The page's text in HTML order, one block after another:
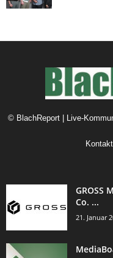
© BlachReport | Live-
GROSS
Co. ...
21. Januar